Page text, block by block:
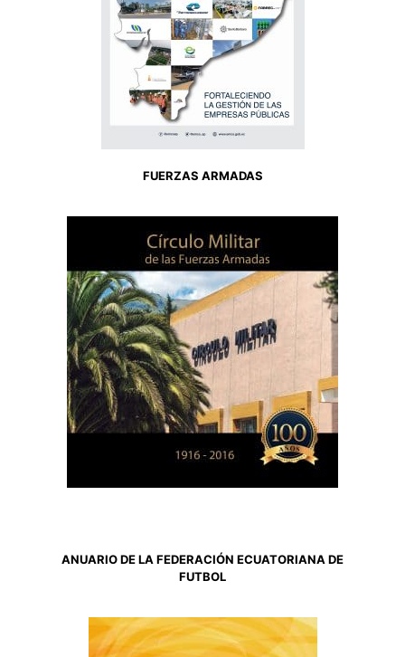
FUERZAS ARMADAS
ANUARIO DE LA FEDERACIÓN ECUATORIANA DE
FUTBOL